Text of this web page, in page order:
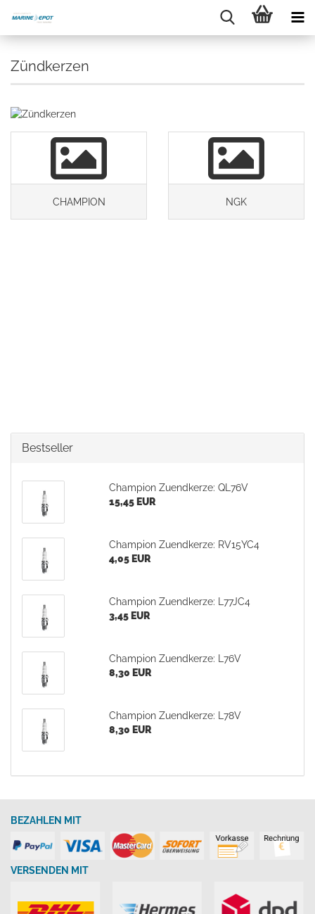
Zündkerzen
CHAMPION NGK
Bestseller
Champion Zuendkerze: QL76V
15,45 EUR
Champion Zuendkerze: RV15YC4
4,05 EUR
Champion Zuendkerze: L77JC4
3,45 EUR
Champion Zuendkerze: L76V
8,30 EUR
Champion Zuendkerze: L78V
8,30 EUR
BEZAHLEN MIT
VERSENDEN MIT